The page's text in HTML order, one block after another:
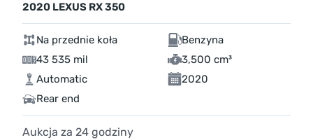
2020 LEXUS RX 350
Na przednie koła
Benzyna
43 535 mil
3,500 cm³
Automatic
2020
Rear end
Aukcja za 24 godziny